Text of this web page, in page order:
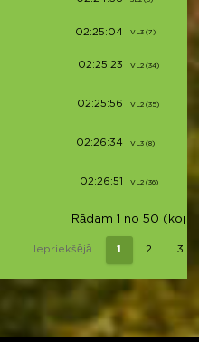
02:25:04 VL3 (7)
02:25:23 VL2 (34)
02:25:56 VL2 (35)
02:26:34 VL3 (8)
02:26:51 VL2 (36)
Rādam 1 no 50
Iepriekšējā 1 2 3